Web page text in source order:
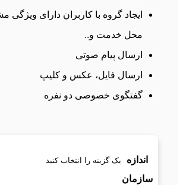
ایجاد گروه با کاربران دارای
محل خدمت و..
ارسال پیام صوتی
ارسال فایل، عکس و کلیپ
گفتگوی خصوصی دو نفره
اندازه
سازمان